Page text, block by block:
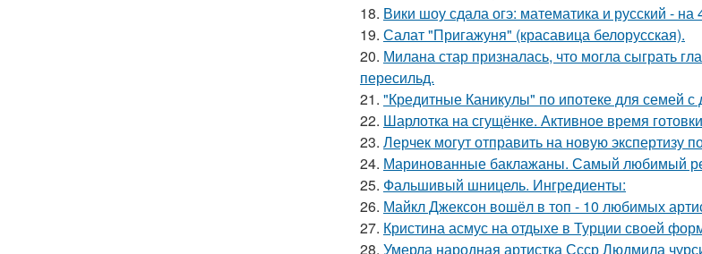
18. Вики шоу сдала огэ: математика и русский -
19. Салат "Пригажуня" (красавица белорусская).
20. Милана стар призналась, что могла сыграть
пересильд.
21. "Кредитные Каникулы" по ипотеке для семей с
22. Шарлотка на сгущёнке. Активное время
23. Лерчек могут отправить на новую экспертизу
24. Маринованные баклажаны. Самый любимый
25. Фальшивый шницель. Ингредиенты:
26. Майкл Джексон вошёл в топ - 10 любимых
27. Кристина асмус на отдыхе в Турции своей
28. Умерла народная артистка Ссср Людмила